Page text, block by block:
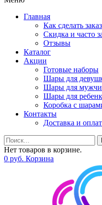
Главная
Как сделать
Скидка и часто
Отзывы
Каталог
Акции
Готовые наборы
Шары для
Шары для
Шары для
Коробка с
Контакты
Доставка и
Нет товаров в корзине.
0 руб. Корзина